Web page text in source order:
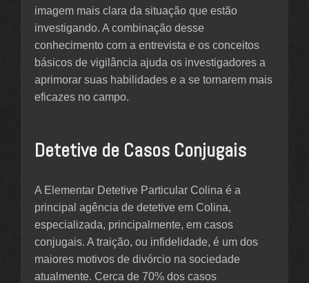
imagem mais clara da situação que estão
investigando. A combinação desse
conhecimento com a entrevista e os conceitos
básicos de vigilância ajuda os investigadores a
aprimorar suas habilidades e a se tornarem mais
eficazes no campo.
Detetive de Casos Conjugais
A Elementar Detetive Particular Colina é a
principal agência de detetive em Colina,
especializada, principalmente, em casos
conjugais. A traição, ou infidelidade, é um dos
maiores motivos de divórcio na sociedade
atualmente. Cerca de 70% dos casos